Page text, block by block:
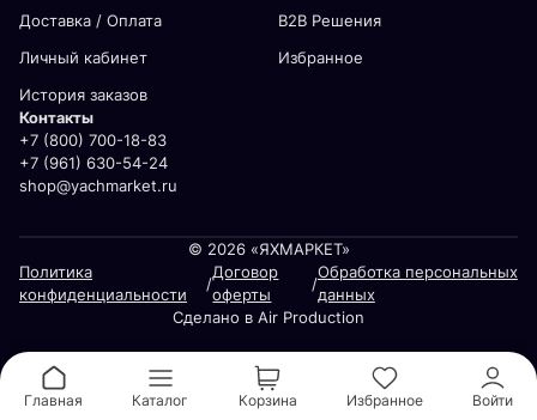
Доставка / Оплата
В2В Решения
Личный кабинет
Избранное
История заказов
Контакты
+7 (800) 700-18-83
+7 (961) 630-54-24
shop@yachmarket.ru
© 2026 «ЯХМАРКЕТ»
Политика
конфиденциальности
/
Договор
оферты
/
Обработка персональных
данных
Сделано в Air Production
Главная Каталог Корзина Избранное Войти